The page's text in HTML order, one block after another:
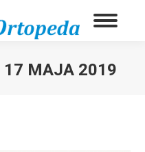
17 MAJA 2019